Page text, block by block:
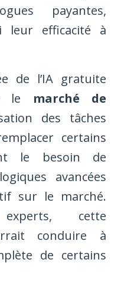
payantes,
leur efficacité à
de l’IA gratuite
le marché de
des tâches
certains
le besoin de
avancées
sur le marché.
cette
conduire à
de certains